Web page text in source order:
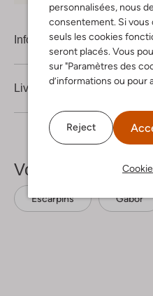
personnalisées, nous
consentement. Si vous
seuls les cookies
seront placés. Vous
sur "Paramètres des
d’informations ou pour
Reject
Information produit
Livraison & retours
Voir plus
Escarpins Gabor